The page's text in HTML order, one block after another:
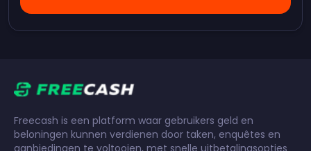
Freecash is een platform waar gebruikers geld en
beloningen kunnen verdienen door taken, enquêtes en
aanbiedingen te voltooien, met snelle uitbetalingsopties